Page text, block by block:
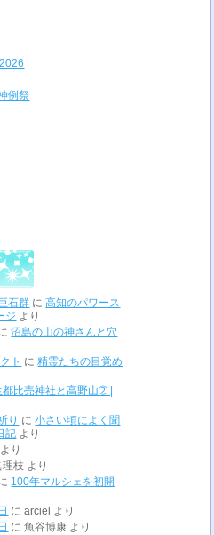
例祭
石群 に高知のパワース
ジ より
沼島の山の神さんと穴
ト に精霊たちの目覚め
都比売神社と高野山➁ |
り に小さい頃によく聞
記 より
より
理枝 より
100年マルシェを初開
にarciel
より
に魚谷博康 より